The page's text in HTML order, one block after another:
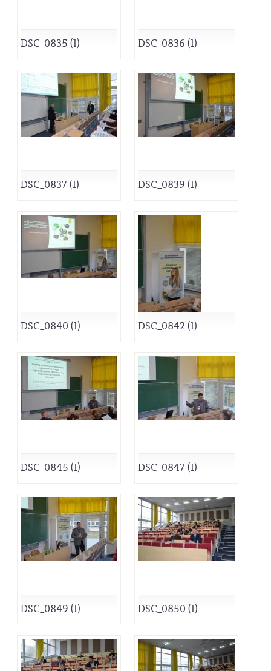
DSC_0835 (1) DSC_0836 (1)
DSC_0837 (1) DSC_0839 (1)
DSC_0840 (1) DSC_0842 (1)
DSC_0845 (1) DSC_0847 (1)
DSC_0849 (1) DSC_0850 (1)